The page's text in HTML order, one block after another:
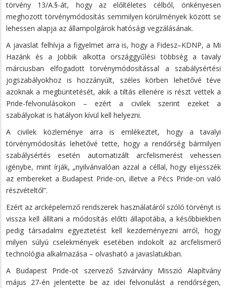
törvény 13/A.§-át, hogy az előítéletes célból, önkényesen
meghozott törvénymódosítás semmilyen körülmények között se
lehessen alapja az állampolgárok hatósági vegzálásának.
A javaslat felhívja a figyelmet arra is, hogy a Fidesz–KDNP, a Mi
Hazánk és a Jobbik alkotta országgyűlési többség a tavaly
márciusban elfogadott törvénymódosítással a szabálysértési
jogszabályokhoz is hozzányúlt, széles körben lehetővé téve
azoknak a megbüntetését, akik a tiltás ellenére is részt vettek a
Pride-felvonulásokon – ezért a civilek szerint ezeket a
szabályokat is hatályon kívül kell helyezni.
A civilek közleménye arra is emlékeztet, hogy a tavalyi
törvénymódosítás lehetővé tette, hogy a rendőrség bármilyen
szabálysértés esetén automatizált arcfelismerést vehessen
igénybe, mint írják, „nyilvánvalóan azzal a céllal, hogy elijesszék
az embereket a Budapest Pride-on, illetve a Pécs Pride-on való
részvételtől”.
Ezért az arcképelemző rendszerek használatáról szóló törvényt is
vissza kell állítani a módosítás előtti állapotába, a későbbiekben
pedig társadalmi egyeztetést kell kezdeményezni arról, hogy
milyen súlyú cselekmények esetében indokolt az arcfelismerő
technológia alkalmazása – olvasható a javaslatukban.
A Budapest Pride-ot szervező Szivárvány Misszió Alapítvány
május 27-én jelentette be az idei felvonulást a rendőrségen,